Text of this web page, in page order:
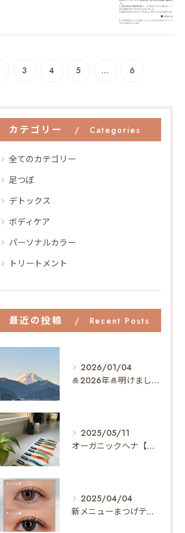
3 4 5 ... 6
カテゴリー Categories
全てのカテゴリー
足つぼ
デトックス
ボディケア
パーソナルカラー
トリートメント
最近の投稿 Recent Posts
2026/01/04
🎍2026年🎍明けましておめでとうございます✨
2025/05/11
オーガニックヘナ【天然100%ヘナ】でヘアメンテナンス🌿【植物の力で最短40分で染まる】
2025/04/04
新メニューまつげティントって…⁇👀